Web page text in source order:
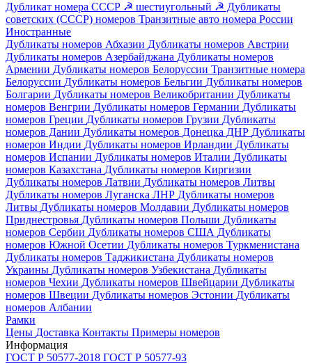
Дубликат номера СССР ☭ шестиугольный ☭ Дубликаты
советских (СССР) номеров Транзитные авто номера России
Иностранные
Дубликаты номеров Абхазии Дубликаты номеров Австрии
Дубликаты номеров Азербайджана Дубликаты номеров
Армении Дубликаты номеров Белоруссии Транзитные номера
Белоруссии Дубликаты номеров Бельгии Дубликаты номеров
Болгарии Дубликаты номеров Великобритании Дубликаты
номеров Венгрии Дубликаты номеров Германии Дубликаты
номеров Греции Дубликаты номеров Грузии Дубликаты
номеров Дании Дубликаты номеров Донецка ДНР Дубликаты
номеров Индии Дубликаты номеров Ирландии Дубликаты
номеров Испании Дубликаты номеров Италии Дубликаты
номеров Казахстана Дубликаты номеров Киргизии
Дубликаты номеров Латвии Дубликаты номеров Литвы
Дубликаты номеров Луганска ЛНР Дубликаты номеров
Литвы Дубликаты номеров Молдавии Дубликаты номеров
Приднестровья Дубликаты номеров Польши Дубликаты
номеров Сербии Дубликаты номеров США Дубликаты
номеров Южной Осетии Дубликаты номеров Туркменистана
Дубликаты номеров Таджикистана Дубликаты номеров
Украины Дубликаты номеров Узбекистана Дубликаты
номеров Чехии Дубликаты номеров Швейцарии Дубликаты
номеров Швеции Дубликаты номеров Эстонии Дубликаты
номеров Албании
Рамки
Цены Доставка Контакты Примеры номеров
Информация
ГОСТ Р 50577-2018 ГОСТ Р 50577­-93